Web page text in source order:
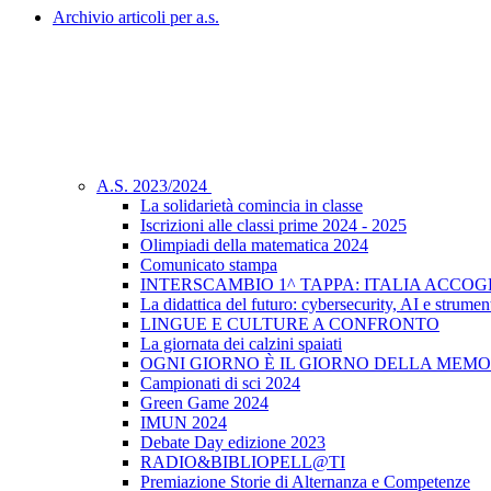
Archivio articoli per a.s.
A.S. 2023/2024
La solidarietà comincia in classe
Iscrizioni alle classi prime 2024 - 2025
Olimpiadi della matematica 2024
Comunicato stampa
INTERSCAMBIO 1^ TAPPA: ITALIA
La didattica del futuro: cybersecurity, AI e
LINGUE E CULTURE A CONFRONTO
La giornata dei calzini spaiati
OGNI GIORNO È IL GIORNO DELLA
Campionati di sci 2024
Green Game 2024
IMUN 2024
Debate Day edizione 2023
RADIO&BIBLIOPELL@TI
Premiazione Storie di Alternanza e Competenze